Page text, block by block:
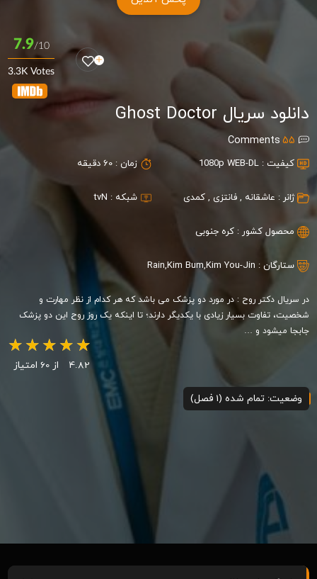
7.9/10
3.3K Votes
دانلود سریال Ghost Doctor
55
Comments
کیفیت : 1080p WEB-DL زمان : 60 دقیقه
ژانر : عاشقانه ,فانتزی ,کمدی شبکه : tvN
محصول کشور : کره جنوبی
ستارگان : Rain,Kim Bum,Kim You-Jin
در سریال دکتر روح : در مورد دو پزشک می باشد که هر کدام از نظر مهارت و
شخصیت، تفاوت بسیار زیادی با یکدیگر دارند؛ تا اینکه یک روز روح این دو پزشک
جابجا میشود و …
4.82 از 60 امتیاز
وضعیت: تمام شده (1 فصل)